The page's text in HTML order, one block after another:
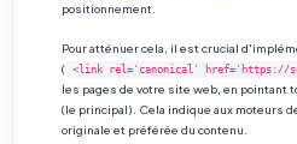
positionnement.
Pour atténuer cela, il est crucial
( <link rel='canonical' href='https://
les pages de votre site web, en pointant
(le principal). Cela indique aux moteurs
originale et préférée du contenu.